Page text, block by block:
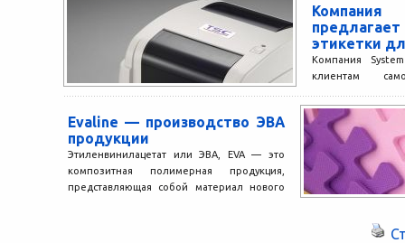
технических средств и...
этикетки
Компания
клиентам
принтерах
Самоклеящимися
чтобы
Evaline — производство ЭВА
продукции
Этиленвинилацетат или ЭВА, EVA — это
композитная полимерная продукция,
представляющая собой материал нового